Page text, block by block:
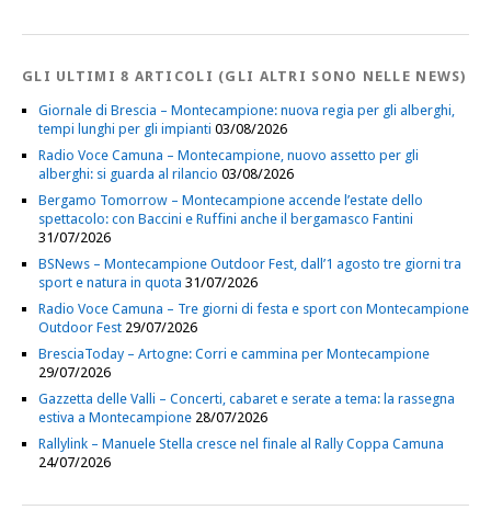
GLI ULTIMI 8 ARTICOLI (GLI ALTRI SONO NELLE NEWS)
Giornale di Brescia – Montecampione: nuova regia per gli alberghi,
tempi lunghi per gli impianti 03/08/2026
Radio Voce Camuna – Montecampione, nuovo assetto per gli
alberghi: si guarda al rilancio 03/08/2026
Bergamo Tomorrow – Montecampione accende l’estate dello
spettacolo: con Baccini e Ruffini anche il bergamasco Fantini
31/07/2026
BSNews – Montecampione Outdoor Fest, dall’1 agosto tre giorni tra
sport e natura in quota 31/07/2026
Radio Voce Camuna – Tre giorni di festa e sport con Montecampione
Outdoor Fest 29/07/2026
BresciaToday – Artogne: Corri e cammina per Montecampione
29/07/2026
Gazzetta delle Valli – Concerti, cabaret e serate a tema: la rassegna
estiva a Montecampione 28/07/2026
Rallylink – Manuele Stella cresce nel finale al Rally Coppa Camuna
24/07/2026